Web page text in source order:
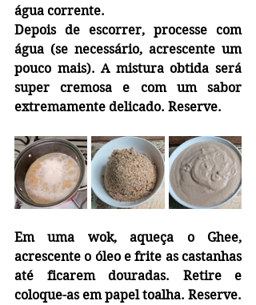
água corrente.
Depois de escorrer, processe com
água (se necessário, acrescente um
pouco mais). A mistura obtida será
super cremosa e com um sabor
extremamente delicado. Reserve.
Em uma wok, aqueça o Ghee,
acrescente o óleo e frite as castanhas
até ficarem douradas. Retire e
coloque-as em papel toalha. Reserve.